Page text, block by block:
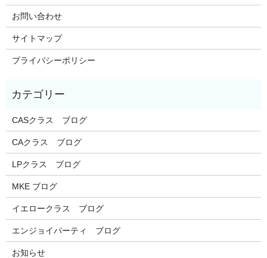
お問い合わせ
サイトマップ
プライバシーポリシー
CASクラス ブログ
CAクラス ブログ
LPクラス ブログ
MKE ブログ
イエロークラス ブログ
エンジョイパーティ ブログ
お知らせ